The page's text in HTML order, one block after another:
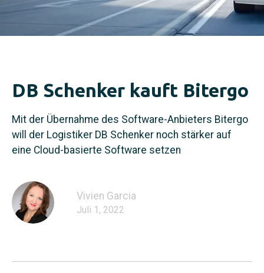
DB Schenker kauft Bitergo
Mit der Übernahme des Software-Anbieters Bitergo
will der Logistiker DB Schenker noch stärker auf
eine Cloud-basierte Software setzen
Vivien Garcia
Juli 1, 2022